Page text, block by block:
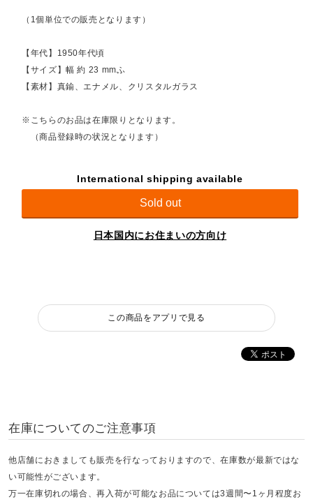
（1個単位での販売となります）
【年代】1950年代頃
【サイズ】幅 約 23 mmふ
【素材】真鍮、エナメル、クリスタルガラス
※こちらのお品は在庫限りとなります。
（商品登録時の状況となります）
International shipping available
Sold out
日本国内にお住まいの方向け
この商品をアプリで見る
在庫についてのご注意事項
他店舗におきましても販売を行なっておりますので、在庫数が最新ではな
い可能性がございます。
万一在庫切れの場合、再入荷が可能なお品については3週間〜1ヶ月程度お